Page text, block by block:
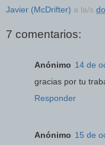
Javier (McDrifter) a la/s
7 comentarios:
Anónimo 14 de
gracias por tu
Responder
Anónimo 15 de